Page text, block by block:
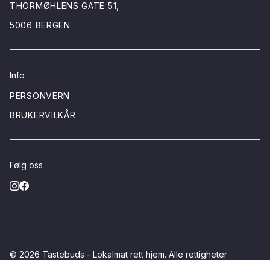
THORMØHLENS GATE 51,
5006 BERGEN
Info
PERSONVERN
BRUKERVILKÅR
Følg oss
© 2026 Tastebuds - Lokalmat rett hjem. Alle rettigheter